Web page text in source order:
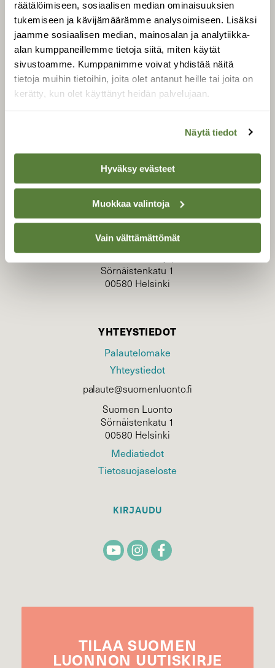
räätälöimiseen, sosiaalisen median ominaisuuksien
tukemiseen ja kävijämäärämme analysoimiseen. Lisäksi
jaamme sosiaalisen median, mainosalan ja analytiikka-
alan kumppaneillemme tietoja siitä, miten käytät
sivustoamme. Kumppanimme voivat yhdistää näitä
tietoja muihin tietoihin, joita olet antanut heille tai joita on
kerätty, kun olet käyttänyt heidän palvelujaan.
Näytä tiedot
Hyväksy evästeet
Muokkaa valintoja
Vain välttämättömät
Suomen Luonto -lehden
kustantaja onSuomen
luonnonsuojelu­liitto.
tilaajapalvelu@sll.fi
(09) 228 08 210 (arkisin klo 9-15)
Suomen Luonto/tilaajapalvelu
Sörnäistenkatu 1
00580 Helsinki
YHTEYSTIEDOT
Palautelomake
Yhteystiedot
palaute@suomenluonto.fi
Suomen Luonto
Sörnäistenkatu 1
00580 Helsinki
Mediatiedot
Tietosuojaseloste
KIRJAUDU
TILAA SUOMEN
LUONNON UUTIS­KIRJE